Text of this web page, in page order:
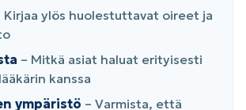
Kirjaa ylös huolestuttavat oireet ja
– Mitkä asiat haluat erityisesti
kanssa
ympäristö – Varmista, että